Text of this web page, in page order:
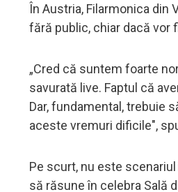
În Austria, Filarmonica din
fără public, chiar dacă vor
„Cred că suntem foarte
savurată live. Faptul că
Dar, fundamental, trebuie
aceste vremuri dificile",
Pe scurt, nu este
să răsune în celebra Sală